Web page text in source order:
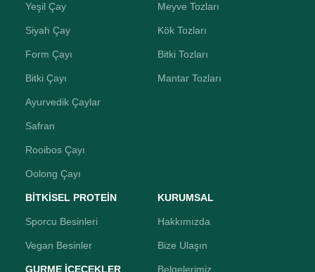
Yeşil Çay
Siyah Çay
Form Çayı
Bitki Çayı
Ayurvedik Çaylar
Safran
Rooibos Çayı
Oolong Çayı
Meyve Tozları
Kök Tozları
Bitki Tozları
Mantar Tozları
BİTKİSEL PROTEİN
Sporcu Besinleri
Vegan Besinler
GURME İÇECEKLER
KURUMSAL
Hakkımızda
Bize Ulaşın
Belgelerimiz